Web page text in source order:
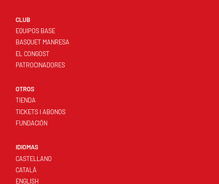
CLUB
EQUIPOS BASE
BASQUET MANRESA
EL CONGOST
PATROCINADORES
OTROS
TIENDA
TICKETS I ABONOS
FUNDACIÓN
IDIOMAS
CASTELLANO
CATALÀ
ENGLISH